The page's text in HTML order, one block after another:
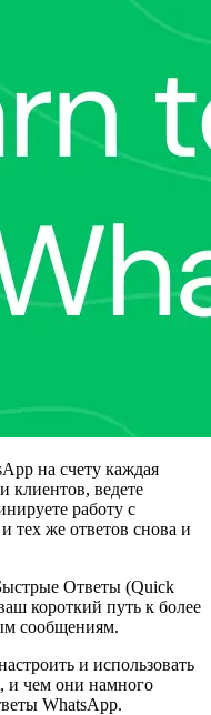
на счету каждая
клиентов, ведете
работу с
тех же ответов снова и
Ответы (Quick
короткий путь к более
сообщениям.
и использовать
и чем они намного
WhatsApp.